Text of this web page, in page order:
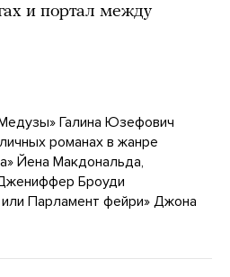
и портал между
Галина Юзефович
романах в жанре
Йена Макдональда,
Броуди
Парламент фейри» Джона